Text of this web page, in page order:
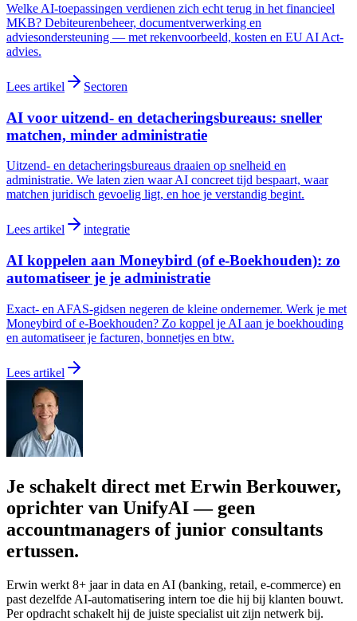
Welke AI-toepassingen verdienen zich echt terug in het financieel
MKB? Debiteurenbeheer, documentverwerking en
adviesondersteuning — met rekenvoorbeeld, kosten en EU AI Act-
advies.
Lees artikel Sectoren
AI voor uitzend- en detacheringsbureaus: sneller
matchen, minder administratie
Uitzend- en detacheringsbureaus draaien op snelheid en
administratie. We laten zien waar AI concreet tijd bespaart, waar
matchen juridisch gevoelig ligt, en hoe je verstandig begint.
Lees artikel integratie
AI koppelen aan Moneybird (of e-Boekhouden): zo
automatiseer je je administratie
Exact- en AFAS-gidsen negeren de kleine ondernemer. Werk je met
Moneybird of e-Boekhouden? Zo koppel je AI aan je boekhouding
en automatiseer je facturen, bonnetjes en btw.
Lees artikel
Je schakelt direct met Erwin Berkouwer,
oprichter van UnifyAI — geen
accountmanagers of junior consultants
ertussen.
Erwin werkt 8+ jaar in data en AI (banking, retail, e-commerce) en
past dezelfde AI-automatisering intern toe die hij bij klanten bouwt.
Per opdracht schakelt hij de juiste specialist uit zijn netwerk bij.